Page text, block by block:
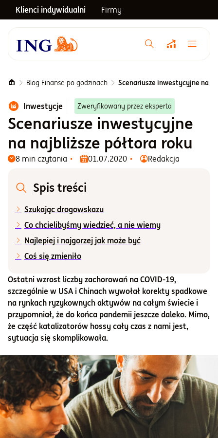
Klienci indywidualni Firmy
Menu główne
Notowania
Emerytura
Inwestycje
Centrum pomocy
Informacje i dokumenty
Otwórz konto
Zaloguj
Blog Finanse po godzinach Scenariusze inwestycyjne na
Inwestycje Zweryfikowany przez eksperta
Scenariusze inwestycyjne
na najbliższe półtora roku
8 min czytania 01.07.2020 Redakcja
Ostatni wzrost liczby zachorowań na COVID-19,
szczególnie w USA i Chinach wywołał korekty spadkowe
na rynkach ryzykownych aktywów na całym świecie i
przypomniał, że do końca pandemii jeszcze daleko. Mimo,
że część katalizatorów hossy cały czas z nami jest,
sytuacja się skomplikowała.
Spis treści
Szukając drogowskazu
Co chcielibyśmy wiedzieć, a nie wiemy
Najlepiej i najgorzej jak może być
Coś się zmieniło